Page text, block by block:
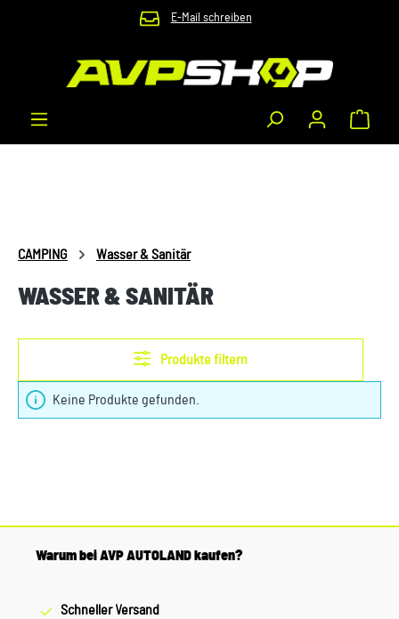
Zum Hauptinhalt springen E-Mail schreiben
CAMPING Wasser & Sanitär
WASSER & SANITÄR
Produkte filtern
Keine Produkte gefunden.
Warum bei AVP AUTOLAND kaufen?
Schneller Versand